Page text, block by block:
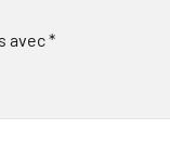
avec*